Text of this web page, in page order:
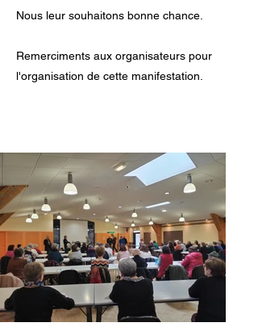
Nous leur souhaitons bonne chance.
Remerciments aux organisateurs pour
l'organisation de cette manifestation.